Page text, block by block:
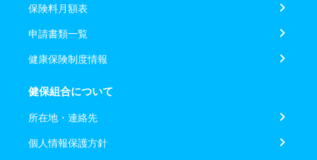
保険料月額表
申請書類一覧
健康保険制度情報
健保組合について
所在地・連絡先
個人情報保護方針